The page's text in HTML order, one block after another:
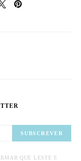
SUBSCREVER
QUE LESTE E